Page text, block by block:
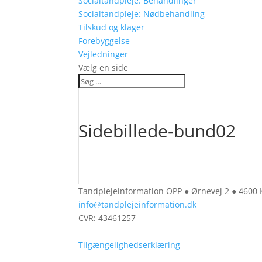
Socialtandpleje: Nødbehandling
Tilskud og klager
Forebyggelse
Vejledninger
Vælg en side
Sidebillede-bund02
Tandplejeinformation OPP ● Ørnevej 2 ● 4600
info@tandplejeinformation.dk
CVR: 43461257
Tilgængelighedserklæring